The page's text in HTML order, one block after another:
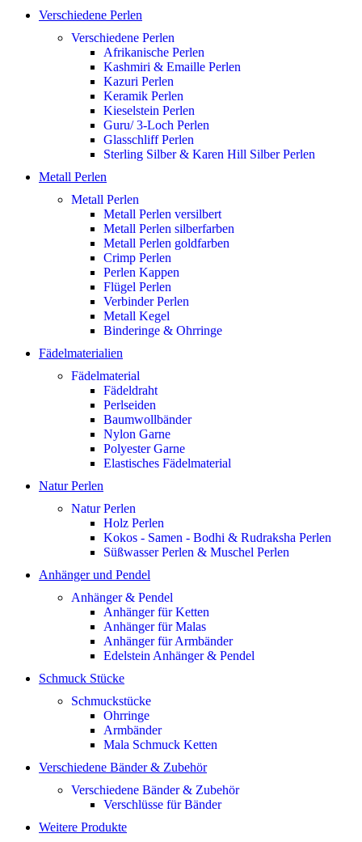
Verschiedene Perlen
Verschiedene Perlen
Afrikanische Perlen
Kashmiri & Emaille Perlen
Kazuri Perlen
Keramik Perlen
Kieselstein Perlen
Guru/ 3-Loch Perlen
Glasschliff Perlen
Sterling Silber & Karen Hill Silber Perlen
Metall Perlen
Metall Perlen
Metall Perlen versilbert
Metall Perlen silberfarben
Metall Perlen goldfarben
Crimp Perlen
Perlen Kappen
Flügel Perlen
Verbinder Perlen
Metall Kegel
Binderinge & Ohrringe
Fädelmaterialien
Fädelmaterial
Fädeldraht
Perlseiden
Baumwollbänder
Nylon Garne
Polyester Garne
Elastisches Fädelmaterial
Natur Perlen
Natur Perlen
Holz Perlen
Kokos - Samen - Bodhi & Rudraksha Perlen
Süßwasser Perlen & Muschel Perlen
Anhänger und Pendel
Anhänger & Pendel
Anhänger für Ketten
Anhänger für Malas
Anhänger für Armbänder
Edelstein Anhänger & Pendel
Schmuck Stücke
Schmuckstücke
Ohrringe
Armbänder
Mala Schmuck Ketten
Verschiedene Bänder & Zubehör
Verschiedene Bänder & Zubehör
Verschlüsse für Bänder
Weitere Produkte